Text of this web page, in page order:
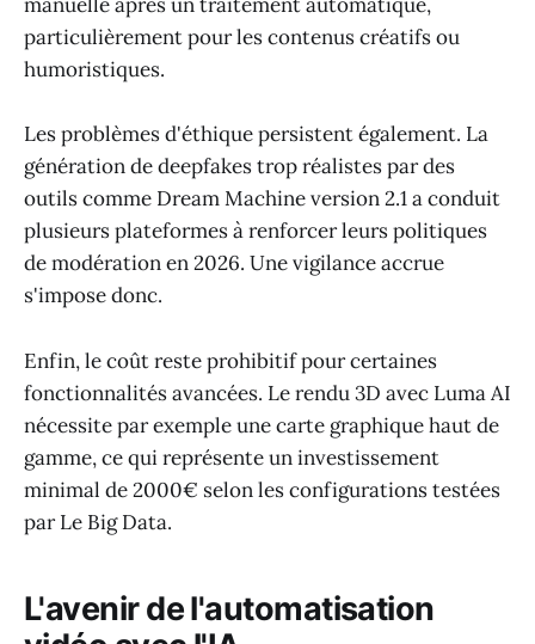
particulièrement pour les contenus créatifs ou
humoristiques.
Les problèmes d'éthique persistent également. La
génération de deepfakes trop réalistes par des
outils comme Dream Machine version 2.1 a conduit
plusieurs plateformes à renforcer leurs politiques
de modération en 2026. Une vigilance accrue
s'impose donc.
Enfin, le coût reste prohibitif pour certaines
fonctionnalités avancées. Le rendu 3D avec Luma AI
nécessite par exemple une carte graphique haut de
gamme, ce qui représente un investissement
minimal de 2000€ selon les configurations testées
par Le Big Data.
L'avenir de l'automatisation